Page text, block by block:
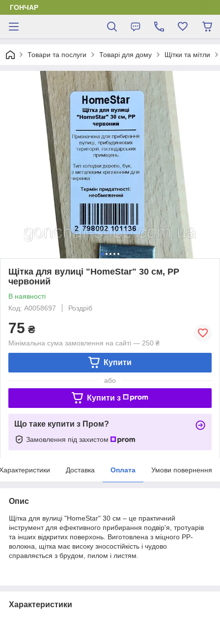
ГОНЧАР
Товари та послуги Товарі для дому Щітки та мітли
Щітка для вулиці "HomeStar" 30 см, PP
червоний
В наявності
Код: А0058697
Роздріб
75 ₴
Мінімальна сума замовлення на сайті — 250 ₴
Купити
або
Купити з
Що таке купити з Пром?
Замовлення під захистом
Доставка Оплата Умови повернення
Опис
Щітка для вулиці "HomeStar" 30 см – це практичний
інструмент для ефективного прибирання подвір'я, тротуарів
та інших відкритих поверхонь. Виготовлена з міцного PP-
волокна, щітка має високу зносостійкість і чудово
справляється з брудом, пилом і листям.
Характеристики